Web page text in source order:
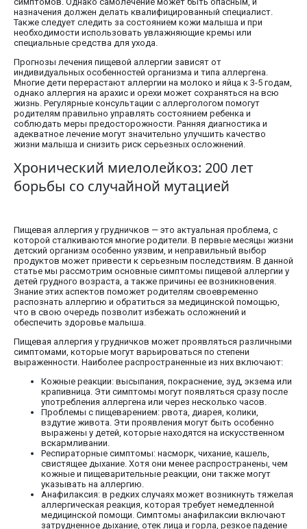
назначения должен делать квалифицированный специалист.
Также следует следить за состоянием кожи малыша и при
необходимости использовать увлажняющие кремы или
специальные средства для ухода.
Прогнозы лечения пищевой аллергии зависят от
индивидуальных особенностей организма и типа аллергена.
Многие дети перерастают аллергии на молоко и яйца к 3-5 годам,
однако аллергия на арахис и орехи может сохраняться на всю
жизнь. Регулярные консультации с аллергологом помогут
родителям правильно управлять состоянием ребенка и
соблюдать меры предосторожности. Ранняя диагностика и
адекватное лечение могут значительно улучшить качество
жизни малыша и снизить риск серьезных осложнений.
Хронический миелолейкоз: 200 лет
борьбы со случайной мутацией
Пищевая аллергия у грудничков — это актуальная проблема, с
которой сталкиваются многие родители. В первые месяцы жизни
детский организм особенно уязвим, и неправильный выбор
продуктов может привести к серьезным последствиям. В данной
статье мы рассмотрим основные симптомы пищевой аллергии у
детей грудного возраста, а также причины ее возникновения.
Знание этих аспектов поможет родителям своевременно
распознать аллергию и обратиться за медицинской помощью,
что в свою очередь позволит избежать осложнений и
обеспечить здоровье малыша.
Пищевая аллергия у грудничков может проявляться различными
симптомами, которые могут варьироваться по степени
выраженности. Наиболее распространенные из них включают:
Кожные реакции: высыпания, покраснение, зуд, экзема или
крапивница. Эти симптомы могут появляться сразу после
употребления аллергена или через несколько часов.
Проблемы с пищеварением: рвота, диарея, колики,
вздутие живота. Эти проявления могут быть особенно
выражены у детей, которые находятся на искусственном
вскармливании.
Респираторные симптомы: насморк, чихание, кашель,
свистящее дыхание. Хотя они менее распространены, чем
кожные и пищеварительные реакции, они также могут
указывать на аллергию.
Анафилаксия: в редких случаях может возникнуть тяжелая
аллергическая реакция, которая требует немедленной
медицинской помощи. Симптомы анафилаксии включают
затрудненное дыхание, отек лица и горла, резкое падение